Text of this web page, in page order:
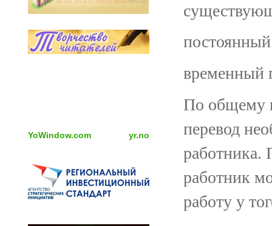
YoWindow.com yr.no
временный
По общему
перевод
работника.
работник
работу у